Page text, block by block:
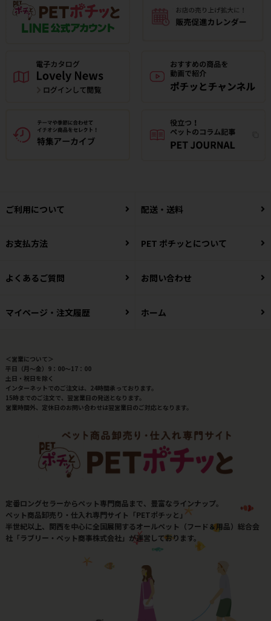
ご利用について 配送・送料
お支払方法 PET ポチッとについて
よくあるご質問 お問い合わせ
マイページ・注文履歴 ホーム
＜営業について＞
平日（月～金）9：00～17：00
土日・祝日を除く
インターネットでのご注文は、24時間承っております。
15時までのご注文で、翌営業日の発送となります。
営業時間外、定休日のお問い合わせは翌営業日のご対応となります。
定番ロングセラーからペット専門商品まで、豊富なラインナップ。
ペット商品卸売り・仕入れ専門サイト「PETポチッと」
半世紀以上、関西を中心に全国展開するオールペット（フード＆用品）総合会
社「ラブリー・ペット商事株式会社」が運営しております。